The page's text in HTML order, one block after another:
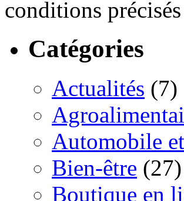
conditions
Catégories
Actualités (7)
Automobile
Bien-être (27)
Boutique en